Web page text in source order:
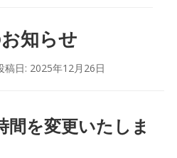
知らせ
稿日: 2025年12月26日
間を変更いたしま